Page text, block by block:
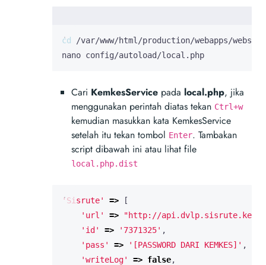
cd
nano config/autoload/local.php
Cari KemkesService pada local.php, jika
menggunakan perintah diatas tekan Ctrl+w
kemudian masukkan kata KemkesService
setelah itu tekan tombol Enter. Tambakan
script dibawah ini atau lihat file
local.php.dist
'Sisrute' =>
[
'url'
=>
"http://
'id'
=> '7371325' ,
'pass'
=> '[PASSWORD DARI KEMKES]' ,
'writeLog'
=> false,